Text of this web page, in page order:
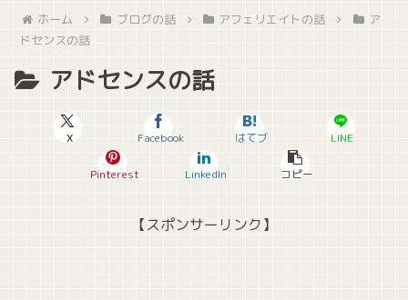
ホーム ブログの話 アフェリエイトの話
ア
ドセンスの話
アドセンスの話
X Facebook はてブ LINE
Pinterest LinkedIn コピー
【スポンサーリンク】